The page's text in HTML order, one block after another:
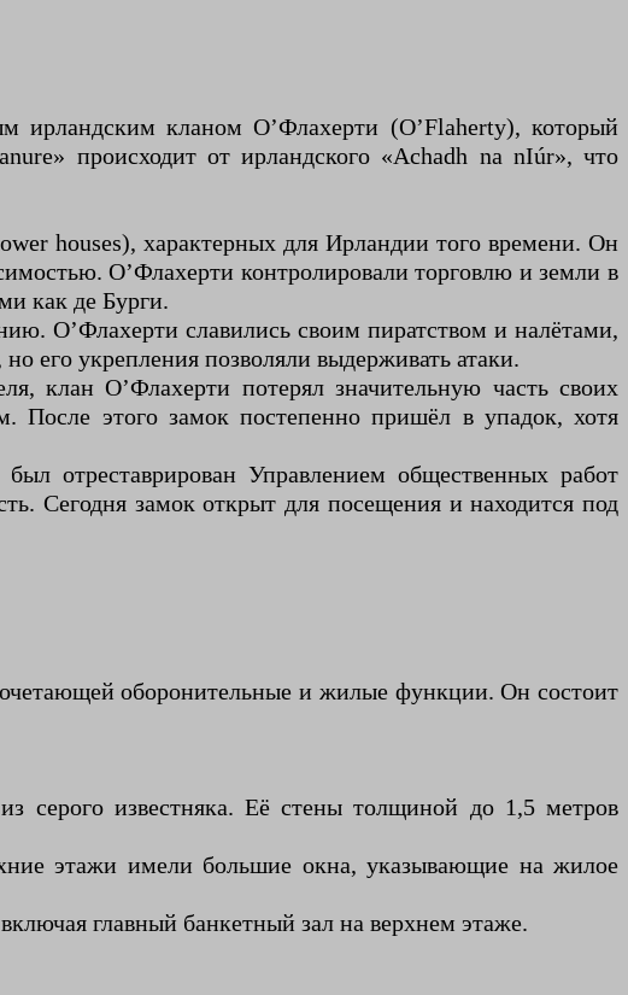
ирландским кланом О’Флахерти (O’Flaherty), который
происходит от ирландского «Achadh na nIúr», что
houses), характерных для Ирландии того времени. Он
О’Флахерти контролировали торговлю и земли в
как де Бурги.
О’Флахерти славились своим пиратством и налётами,
его укрепления позволяли выдерживать атаки.
клан О’Флахерти потерял значительную часть своих
После этого замок постепенно пришёл в упадок, хотя
отреставрирован Управлением общественных работ
Сегодня замок открыт для посещения и находится под
оборонительные и жилые функции. Он состоит
серого известняка. Её стены толщиной до 1,5 метров
этажи имели большие окна, указывающие на жилое
главный банкетный зал на верхнем этаже.